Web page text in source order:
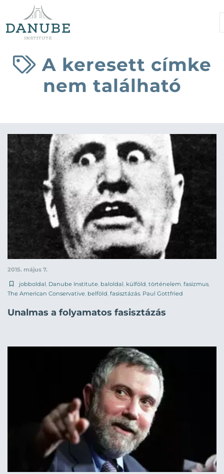
A keresett címke
nem található
2015. május 7.
jobboldal Danube Institute baloldal külföld történelem fasizmus
The American Conservative belföld fasisztázás Paul Gottfried
Unalmas a folyamatos fasisztázás